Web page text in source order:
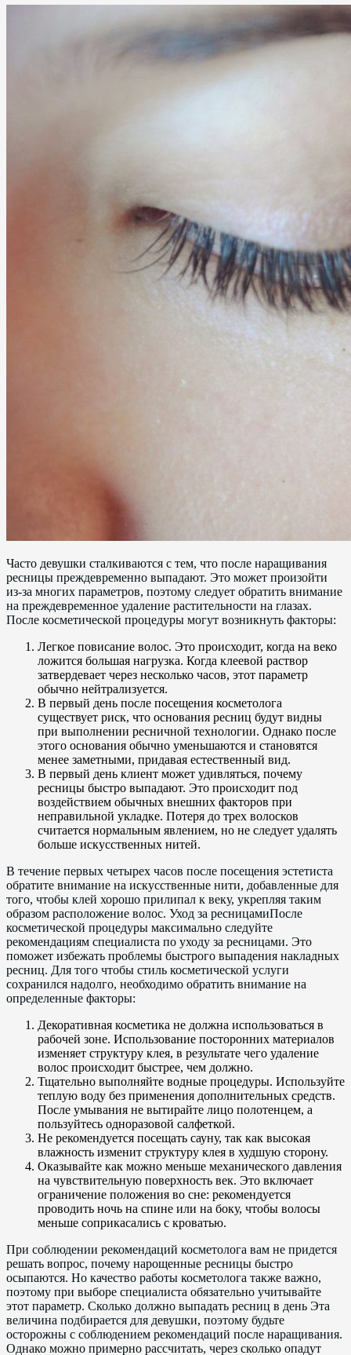
Часто девушки сталкиваются с тем, что после наращивания
ресницы преждевременно выпадают. Это может произойти
из-за многих параметров, поэтому следует обратить внимание
на преждевременное удаление растительности на глазах.
После косметической процедуры могут возникнуть факторы:
Легкое повисание волос. Это происходит, когда на веко
ложится большая нагрузка. Когда клеевой раствор
затвердевает через несколько часов, этот параметр
обычно нейтрализуется.
В первый день после посещения косметолога
существует риск, что основания ресниц будут видны
при выполнении ресничной технологии. Однако после
этого основания обычно уменьшаются и становятся
менее заметными, придавая естественный вид.
В первый день клиент может удивляться, почему
ресницы быстро выпадают. Это происходит под
воздействием обычных внешних факторов при
неправильной укладке. Потеря до трех волосков
считается нормальным явлением, но не следует удалять
больше искусственных нитей.
В течение первых четырех часов после посещения эстетиста
обратите внимание на искусственные нити, добавленные для
того, чтобы клей хорошо прилипал к веку, укрепляя таким
образом расположение волос. Уход за ресницамиПосле
косметической процедуры максимально следуйте
рекомендациям специалиста по уходу за ресницами. Это
поможет избежать проблемы быстрого выпадения накладных
ресниц. Для того чтобы стиль косметической услуги
сохранился надолго, необходимо обратить внимание на
определенные факторы:
Декоративная косметика не должна использоваться в
рабочей зоне. Использование посторонних материалов
изменяет структуру клея, в результате чего удаление
волос происходит быстрее, чем должно.
Тщательно выполняйте водные процедуры. Используйте
теплую воду без применения дополнительных средств.
После умывания не вытирайте лицо полотенцем, а
пользуйтесь одноразовой салфеткой.
Не рекомендуется посещать сауну, так как высокая
влажность изменит структуру клея в худшую сторону.
Оказывайте как можно меньше механического давления
на чувствительную поверхность век. Это включает
ограничение положения во сне: рекомендуется
проводить ночь на спине или на боку, чтобы волосы
меньше соприкасались с кроватью.
При соблюдении рекомендаций косметолога вам не придется
решать вопрос, почему нарощенные ресницы быстро
осыпаются. Но качество работы косметолога также важно,
поэтому при выборе специалиста обязательно учитывайте
этот параметр. Сколько должно выпадать ресниц в день Эта
величина подбирается для девушки, поэтому будьте
осторожны с соблюдением рекомендаций после наращивания.
Однако можно примерно рассчитать, через сколько опадут